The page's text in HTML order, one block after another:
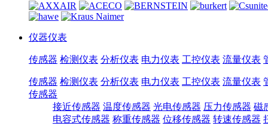
仪器仪表
传感器 检测仪表 分析仪表 电力仪表 工控仪表 流量仪表
传感器 检测仪表 分析仪表 电力仪表 工控仪表 流量仪表
传感器
接近传感器 温度传感器 光电传感器 压力传感器 磁
电容式传感器 称重传感器 位移传感器 转速传感器